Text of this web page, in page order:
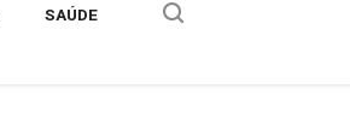
SAÚDE